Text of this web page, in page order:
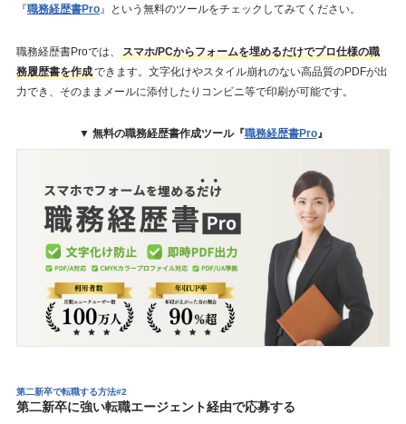
『職務経歴書Pro』という無料のツールをチェックしてみてください。
職務経歴書Proでは、
スマホ/PCからフォームを埋めるだけでプロ仕様の職
務履歴書を作成できます。文字化けやスタイル崩れのない高品質のPDFが出
力でき、そのままメールに添付したりコンビニ等で印刷が可能です。
▼ 無料の職務経歴書作成ツール『職務経歴書Pro』
第二新卒で転職する方法#2
第二新卒に強い転職エージェント経由で応募する